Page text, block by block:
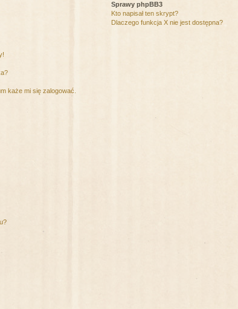
każe mi się zalogować.
Sprawy phpBB3
Kto napisał ten skrypt?
Dlaczego funkcja X nie jest dostępna?